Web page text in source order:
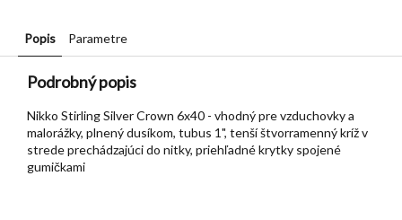
Popis Parametre
Podrobný popis
Nikko Stirling Silver Crown 6x40 - vhodný pre vzduchovky a
malorážky, plnený dusíkom, tubus 1", tenší štvorramenný kríž v
strede prechádzajúci do nitky, priehľadné krytky spojené
gumičkami